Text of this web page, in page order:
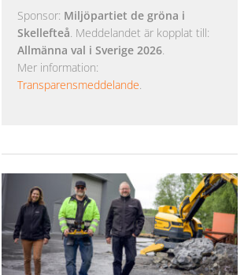
Sponsor: Miljöpartiet de gröna i
Skellefteå. Meddelandet är kopplat till:
Allmänna val i Sverige 2026.
Mer information:
Transparensmeddelande.